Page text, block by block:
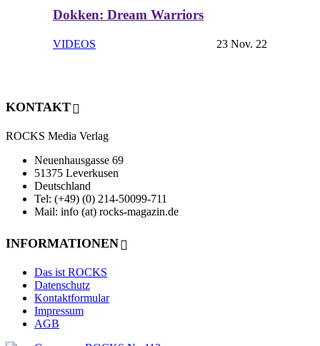
Dokken: Dream Warriors
VIDEOS 23 Nov. 22
KONTAKT
ROCKS Media Verlag
Neuenhausgasse 69
51375 Leverkusen
Deutschland
Tel: (+49) (0) 214-50099-711
Mail: info (at) rocks-magazin.de
INFORMATIONEN
Das ist ROCKS
Datenschutz
Kontaktformular
Impressum
AGB